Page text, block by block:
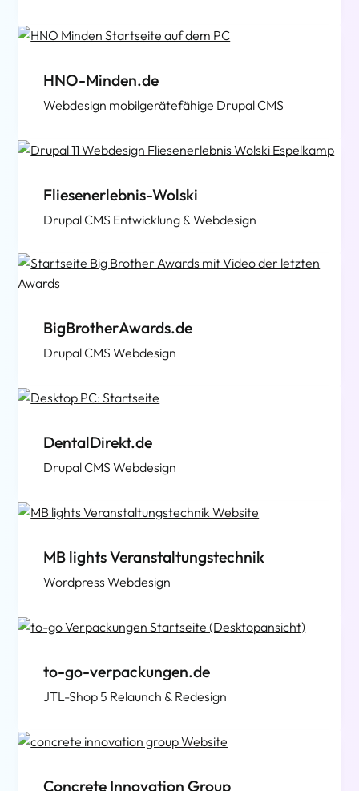
HNO-Minden.de
Webdesign mobilgerätefähige Drupal CMS
Fliesenerlebnis-Wolski
Drupal CMS Entwicklung & Webdesign
BigBrotherAwards.de
Drupal CMS Webdesign
DentalDirekt.de
Drupal CMS Webdesign
MB lights Veranstaltungstechnik
Wordpress Webdesign
to-go-verpackungen.de
JTL-Shop 5 Relaunch & Redesign
Concrete Innovation Group